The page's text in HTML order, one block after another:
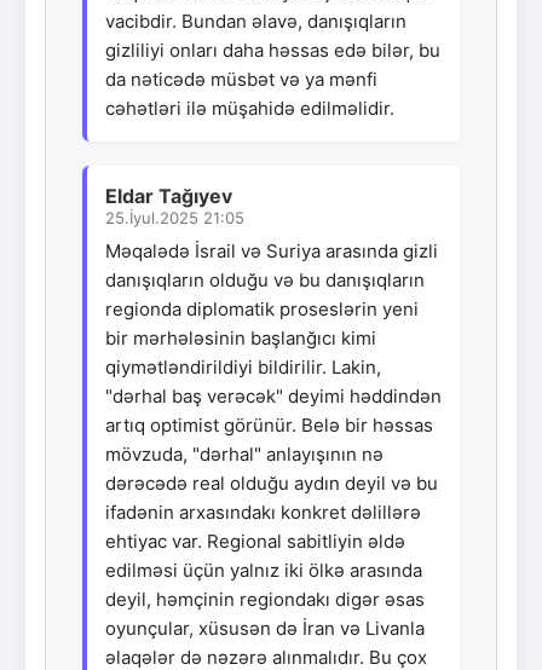
vacibdir. Bundan əlavə, danışıqların
gizliliyi onları daha həssas edə bilər, bu
da nəticədə müsbət və ya mənfi
cəhətləri ilə müşahidə edilməlidir.
Eldar Tağıyev
25.İyul.2025 21:05
Məqalədə İsrail və Suriya arasında gizli
danışıqların olduğu və bu danışıqların
regionda diplomatik proseslərin yeni
bir mərhələsinin başlanğıcı kimi
qiymətləndirildiyi bildirilir. Lakin,
"dərhal baş verəcək" deyimi həddindən
artıq optimist görünür. Belə bir həssas
mövzuda, "dərhal" anlayışının nə
dərəcədə real olduğu aydın deyil və bu
ifadənin arxasındakı konkret dəlillərə
ehtiyac var. Regional sabitliyin əldə
edilməsi üçün yalnız iki ölkə arasında
deyil, həmçinin regiondakı digər əsas
oyunçular, xüsusən də İran və Livanla
əlaqələr də nəzərə alınmalıdır. Bu çox